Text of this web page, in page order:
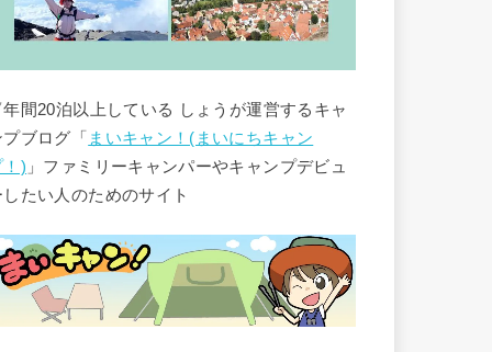
間20泊以上している しょうが運営するキャ
ブログ「 まいキャン！(まいにちキャン
！) 」ファミリーキャンパーやキャンプデビュ
したい人のためのサイト